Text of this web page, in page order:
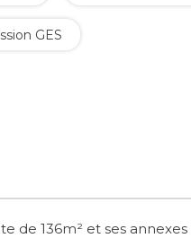
GES
de 136m² et ses